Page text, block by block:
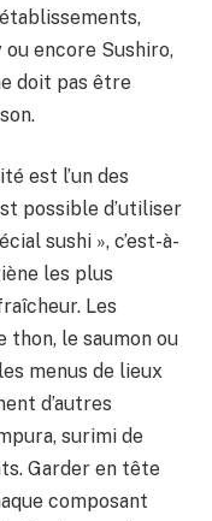
encore Sushiro,
doit pas être
est l’un des
possible d’utiliser
sushi », c’est-à-
les plus
Les
thon, le saumon ou
menus de lieux
d’autres
surimi de
Garder en tête
composant